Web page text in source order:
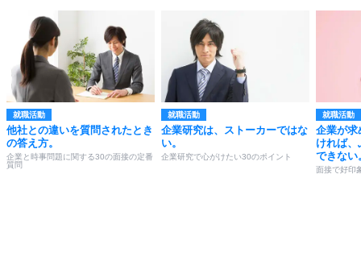
就職活動
他社との違いを質問されたとき
の答え方。
企業と時事問題に関する30の面接の定番
質問
就職活動
企業研究は、ストーカーではな
い。
企業研究で心がけたい30のポイント
就職活動
企業が求
ければ
できない
面接で好印